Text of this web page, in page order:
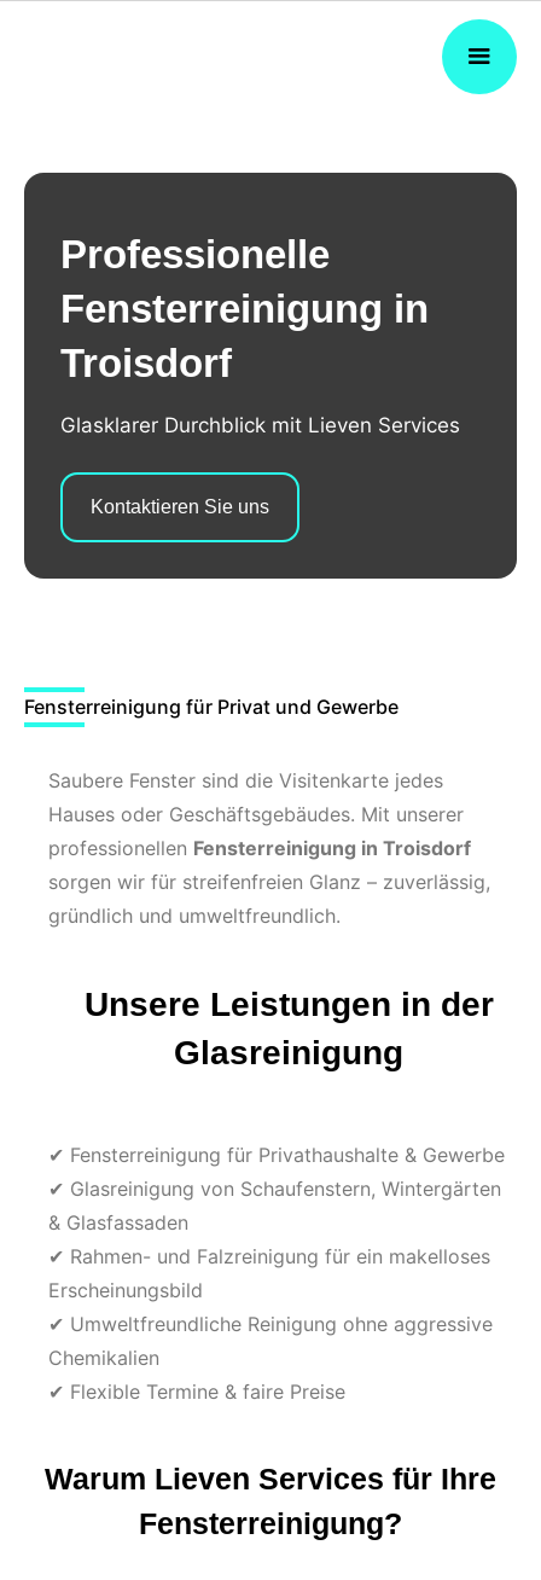
Professionelle
Fensterreinigung in
Troisdorf
Glasklarer Durchblick mit Lieven Services
Kontaktieren Sie uns
Fensterreinigung für Privat und Gewerbe
Saubere Fenster sind die Visitenkarte jedes
Hauses oder Geschäftsgebäudes. Mit unserer
professionellen Fensterreinigung in Troisdorf
sorgen wir für streifenfreien Glanz – zuverlässig,
gründlich und umweltfreundlich.
Unsere Leistungen in der
Glasreinigung
✔ Fensterreinigung für Privathaushalte & Gewerbe
✔ Glasreinigung von Schaufenstern, Wintergärten
& Glasfassaden
✔ Rahmen- und Falzreinigung für ein makelloses
Erscheinungsbild
✔ Umweltfreundliche Reinigung ohne aggressive
Chemikalien
✔ Flexible Termine & faire Preise
Warum Lieven Services für Ihre
Fensterreinigung?